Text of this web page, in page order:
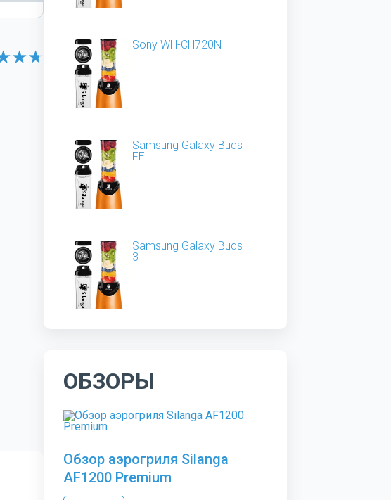
Sony WH-CH720N
Samsung Galaxy Buds
FE
Samsung Galaxy Buds
3
ОБЗОРЫ
Обзор аэрогриля Silanga
AF1200 Premium